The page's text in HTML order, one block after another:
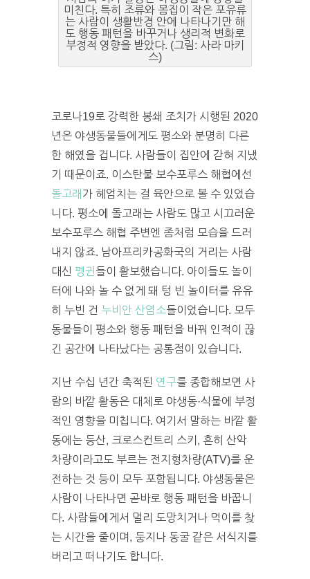
미친다. 특히 조류와 몸집이 작은 포유류
는 사람이 생활반경 안에 나타나기만 해
도 행동 패턴을 바꾸거나 생리적 변화로
부정적 영향을 받았다. (그림: 사라 마키
스)
코로나19로 강력한 봉쇄 조치가 시행된 2020
년은 야생동물들에게도 평소와 분명히 다른
한 해였을 겁니다. 사람들이 집안에 갇혀 지냈
기 때문이죠. 이스탄불 보수포루스 해협에선
돌고래 가 헤엄치는 걸 육안으로 볼 수 있었습
니다. 평소에 돌고래는 사람도 많고 시끄러운
보수포루스 해협 주변엔 좀처럼 모습을 드러
내지 않죠. 남아프리카공화국의 거리는 사람
대신 펭귄들이 활보했습니다. 아이들도 놀이
터에 나와 놀 수 없게 돼 텅 빈 놀이터를 유유
히 누빈 건 누비안 산염소들이었습니다. 모두
동물들이 평소와 행동 패턴을 바꿔 인적이 끊
긴 공간에 나타났다는 공통점이 있습니다.
지난 수십 년간 축적된 연구를 종합해보면 사
람의 바깥 활동은 대체로 야생동·식물에 부정
적인 영향을 미칩니다. 여기서 말하는 바깥 활
동에는 등산, 크로스컨트리 스키, 흔히 산악
차량이라고도 부르는 전지형차량(ATV)를 운
전하는 것 등이 모두 포함됩니다. 야생동물은
사람이 나타나면 곧바로 행동 패턴을 바꿉니
다. 사람들에게서 멀리 도망치거나 먹이를 찾
는 시간을 줄이며, 둥지나 동굴 같은 서식지를
버리고 떠나기도 합니다.